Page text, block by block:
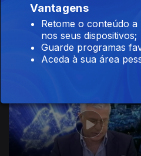
Vantagens
Retome o conteúdo
nos seus dispositivos;
Guarde programas
Aceda à sua área